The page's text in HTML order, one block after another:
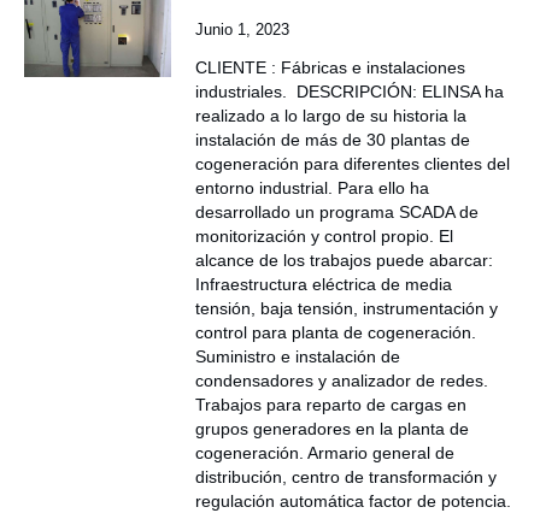
Junio 1, 2023
CLIENTE : Fábricas e instalaciones
industriales. DESCRIPCIÓN: ELINSA ha
realizado a lo largo de su historia la
instalación de más de 30 plantas de
cogeneración para diferentes clientes del
entorno industrial. Para ello ha
desarrollado un programa SCADA de
monitorización y control propio. El
alcance de los trabajos puede abarcar:
Infraestructura eléctrica de media
tensión, baja tensión, instrumentación y
control para planta de cogeneración.
Suministro e instalación de
condensadores y analizador de redes.
Trabajos para reparto de cargas en
grupos generadores en la planta de
cogeneración. Armario general de
distribución, centro de transformación y
regulación automática factor de potencia.